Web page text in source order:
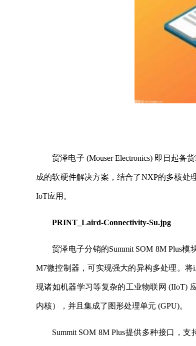
贸泽电子 (Mouser Electronics) 即日起备
成的软硬件解决方案，结合了NXP的多核处
IoT应用。
PRINT_Laird-Connectivity-Su.jpg
贸泽电子分销的Summit SOM 8M Plus
M7微控制器，可实现强大的异构多处理。将
现诸如机器学习等复杂的工业物联网 (IIoT)
内核），并且集成了图形处理单元 (GPU)。
Summit SOM 8M Plus提供多种接口，